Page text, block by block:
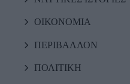
ΟΙΚΟΝΟΜΙΑ
ΠΕΡΙΒΑΛΛΟΝ
ΠΟΛΙΤΙΚΗ